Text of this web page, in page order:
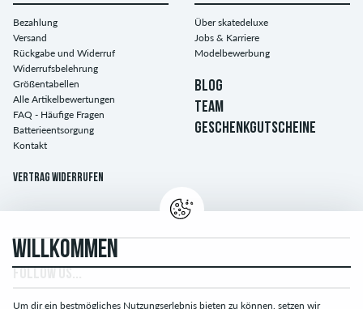
Bezahlung
Versand
Rückgabe und Widerruf
Widerrufsbelehrung
Größentabellen
Alle Artikelbewertungen
FAQ - Häufige Fragen
Batterieentsorgung
Kontakt
Vertrag widerrufen
Über skatedeluxe
Jobs & Karriere
Modelbewerbung
BLOG
TEAM
GESCHENKGUTSCHEINE
WILLKOMMEN
Um dir ein bestmögliches Nutzungserlebnis bieten zu können, setzen wir